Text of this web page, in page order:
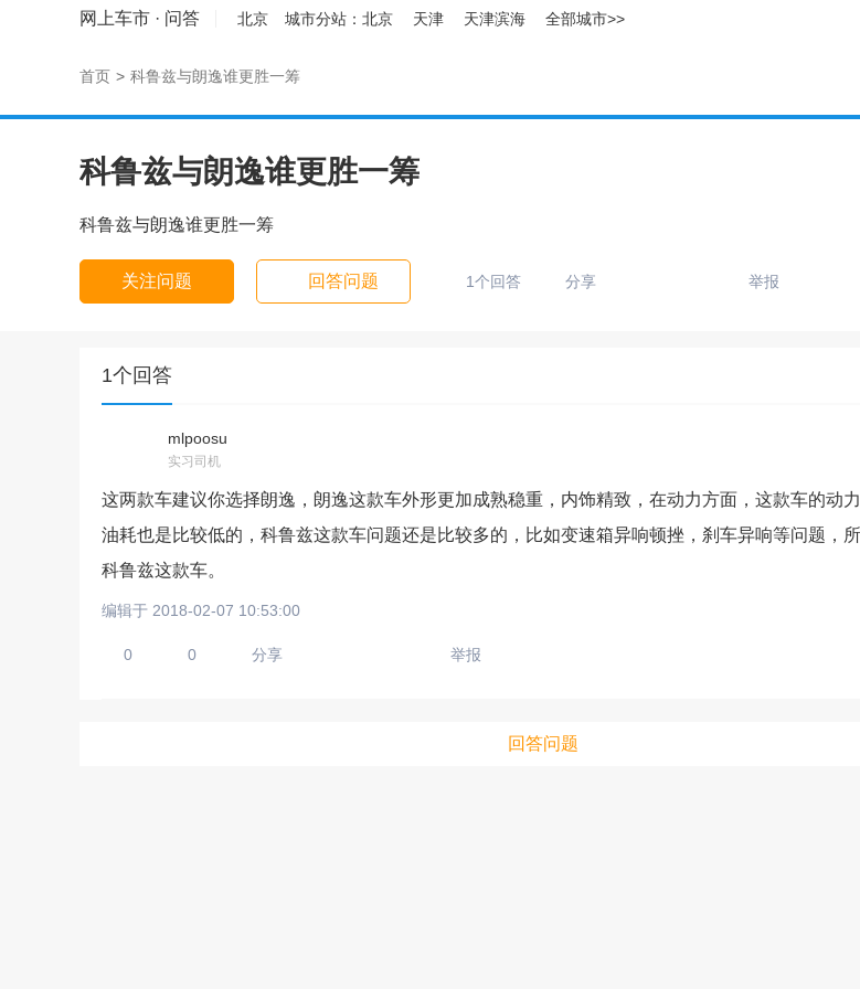
网上车市 · 问答 北京 城市分站： 北京 天津 天津滨海 全部城市>>
首页 > 科鲁兹与朗逸谁更胜一筹
科鲁兹与朗逸谁更胜一筹
科鲁兹与朗逸谁更胜一筹
关注问题 回答问题 1个回答 分享 举报
1个回答
mlpoosu
实习司机
这两款车建议你选择朗逸，朗逸这款车外形更加成熟稳重，内饰精致，在动力方面，这款车的动
油耗也是比较低的，科鲁兹这款车问题还是比较多的，比如变速箱异响顿挫，刹车异响等问题，
科鲁兹这款车。
编辑于 2018-02-07 10:53:00
0 0 分享 举报
回答问题